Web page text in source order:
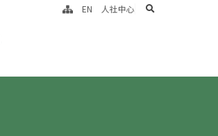
EN 人社中心 search